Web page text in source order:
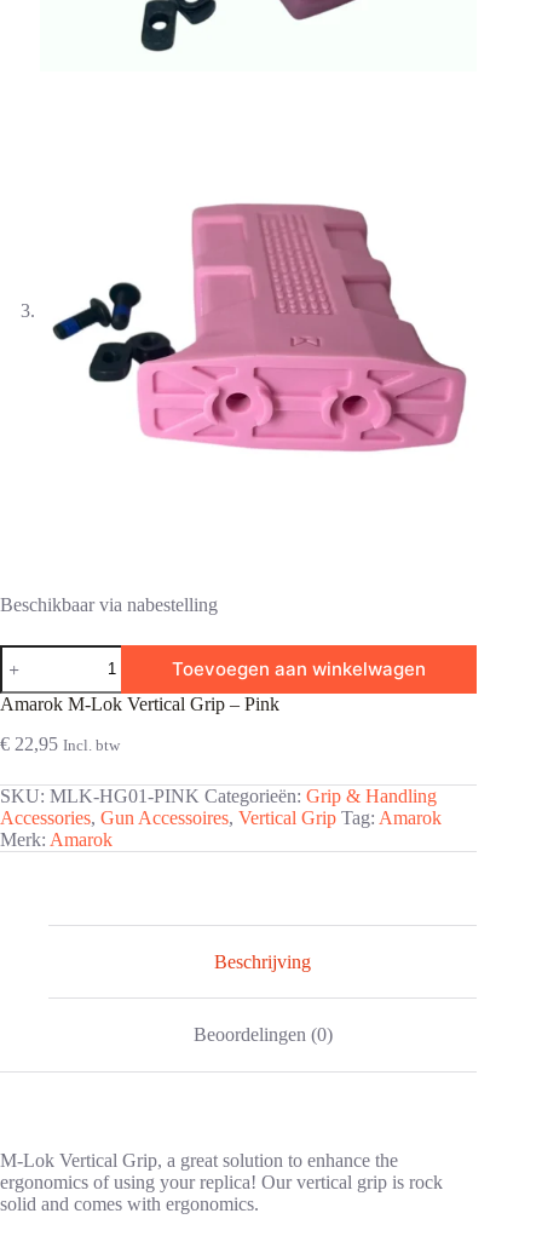
Beschikbaar via nabestelling
Amarok
M-
Lok
Vertical
Grip
-
aantal
Toevoegen aan winkelwagen
Amarok M-Lok Vertical Grip – Pink
€ 22,95 Incl. btw
SKU: MLK-HG01-PINK Categorieën: Grip & Handling
Accessories, Gun Accessoires, Vertical Grip Tag: Amarok
Merk: Amarok
Beschrijving
Beoordelingen (0)
M-Lok Vertical Grip, a great solution to enhance the
ergonomics of using your replica! Our vertical grip is rock
solid and comes with ergonomics.